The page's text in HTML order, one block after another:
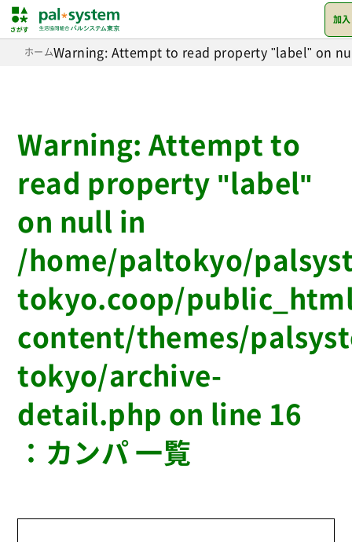
加入
ホームWarning: Attempt to read property "label" on
Warning: Attempt to
read property "label"
on null in
/home/paltokyo/
tokyo.coop/
content/themes/
tokyo/archive-
detail.php on line 16
： カンパ 一覧